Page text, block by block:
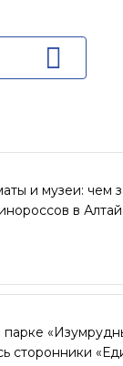
и музеи: чем
в
парке
сторонники